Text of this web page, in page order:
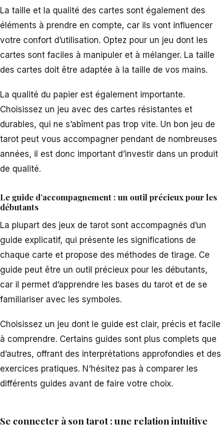
La taille et la qualité des cartes sont également des
éléments à prendre en compte, car ils vont influencer
votre confort d’utilisation. Optez pour un jeu dont les
cartes sont faciles à manipuler et à mélanger. La taille
des cartes doit être adaptée à la taille de vos mains.
La qualité du papier est également importante.
Choisissez un jeu avec des cartes résistantes et
durables, qui ne s’abîment pas trop vite. Un bon jeu de
tarot peut vous accompagner pendant de nombreuses
années, il est donc important d’investir dans un produit
de qualité.
Le guide d’accompagnement : un outil précieux pour les
débutants
La plupart des jeux de tarot sont accompagnés d’un
guide explicatif, qui présente les significations de
chaque carte et propose des méthodes de tirage. Ce
guide peut être un outil précieux pour les débutants,
car il permet d’apprendre les bases du tarot et de se
familiariser avec les symboles.
Choisissez un jeu dont le guide est clair, précis et facile
à comprendre. Certains guides sont plus complets que
d’autres, offrant des interprétations approfondies et des
exercices pratiques. N’hésitez pas à comparer les
différents guides avant de faire votre choix.
Se connecter à son tarot : une relation intuitive